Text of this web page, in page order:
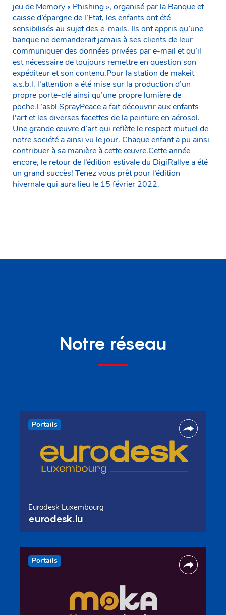
jeu de Memory « Phishing », organisé par la Banque et
caisse d’épargne de l’Etat, les enfants ont été
sensibilisés au sujet des e-mails. Ils ont appris qu’une
banque ne demanderait jamais à ses clients de leur
communiquer des données privées par e-mail et qu’il
est nécessaire de toujours remettre en question son
expéditeur et son contenu.Pour la station de makeit
a.s.b.l. l’attention a été mise sur la production d’un
propre porte-clé ainsi qu’une propre lumière de
poche.L’asbl SprayPeace a fait découvrir aux enfants
l’art et les diverses facettes de la peinture en aérosol.
Une grande œuvre d’art qui reflète le respect mutuel de
notre société a ainsi vu le jour. Chaque enfant a pu ainsi
contribuer à sa manière à cette œuvre.Cette année
encore, le retour de l’édition estivale du DigiRallye a été
un grand succès! Tenez vous prêt pour l’édition
hivernale qui aura lieu le 15 février 2022.
Notre réseau
Portails
Eurodesk Luxembourg
eurodesk.lu
Portails